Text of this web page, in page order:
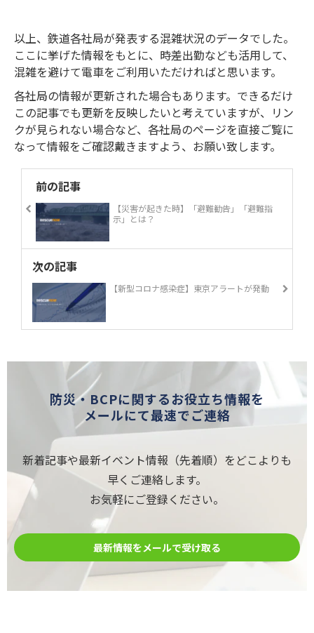
以上、鉄道各社局が発表する混雑状況のデータでした。
ここに挙げた情報をもとに、時差出勤なども活用して、
混雑を避けて電車をご利用いただければと思います。
各社局の情報が更新された場合もあります。できるだけ
この記事でも更新を反映したいと考えていますが、リン
クが見られない場合など、各社局のページを直接ご覧に
なって情報をご確認戴きますよう、お願い致します。
前の記事
【災害が起きた時】「避難勧告」「避難指
示」とは？
次の記事
【新型コロナ感染症】東京アラートが発動
防災・BCPに関するお役立ち情報を
メールにて最速でご連絡
新着記事や最新イベント情報（先着順）をどこよりも
早くご連絡します。
お気軽にご登録ください。
最新情報をメールで受け取る